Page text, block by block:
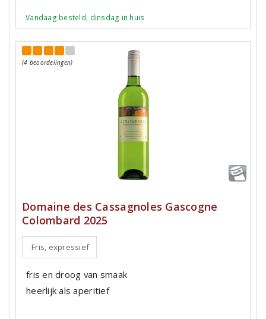
Vandaag besteld, dinsdag in huis
(4 beoordelingen)
Domaine des Cassagnoles Gascogne
Colombard 2025
Fris, expressief
fris en droog van smaak
heerlijk als aperitief